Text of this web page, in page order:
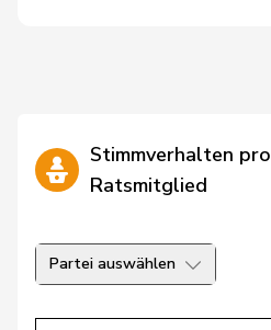
Stimmverhalten pro
Ratsmitglied
Partei auswählen